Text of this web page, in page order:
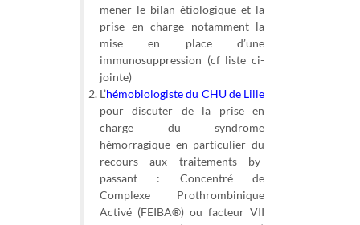
mener le bilan étiologique et la
prise en charge notamment la
mise en place d’une
immunosuppression (cf liste ci-
jointe)
L’hémobiologiste du CHU de Lille
pour discuter de la prise en
charge du syndrome
hémorragique en particulier du
recours aux traitements by-
passant : Concentré de
Complexe Prothrombinique
Activé (FEIBA®) ou facteur VII